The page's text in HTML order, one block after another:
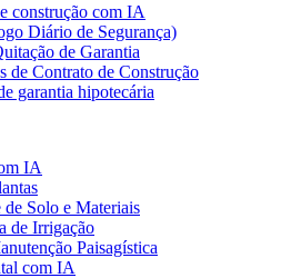
construção com IA
Diário de Segurança)
de Garantia
de Contrato de Construção
garantia hipotecária
IA
Solo e Materiais
de Irrigação
Paisagística
com IA